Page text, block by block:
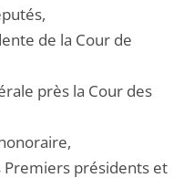
de la Cour de
près la Cour des
Premiers présidents et